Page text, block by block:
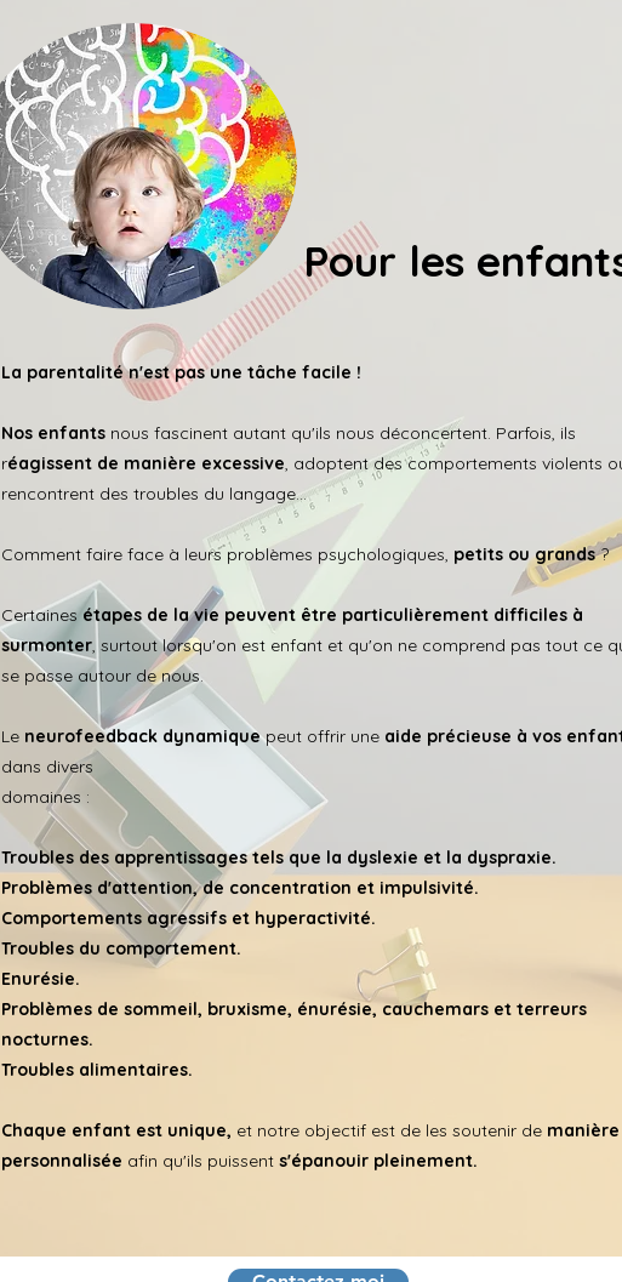
Pour les
La parentalité n'est pas une tâche facile !
Nos enfants nous fascinent autant qu'ils nous déconcertent. Parfois, ils
réagissent de manière excessive, adoptent des comportements violents
rencontrent des troubles du langage...
Comment faire face à leurs problèmes psychologiques, petits ou grands?
Certainesétapes de la vie peuvent être particulièrement difficiles à
surmonter, surtout lorsqu'on est enfant et qu'on ne comprend pas tout ce
se passe autour de nous.
Le neurofeedback dynamiquepeut offrir une aide précieuse à vos
dans divers
domaines :
Troubles des apprentissages tels que la dyslexie et la dyspraxie.
Problèmes d'attention, de concentration et impulsivité.
Comportements agressifs et hyperactivité.
Troubles du comportement.
Enurésie.
Problèmes de sommeil, bruxisme, énurésie, cauchemars et terreurs
nocturnes.
Troubles alimentaires.
Chaque enfant est unique, et notre objectif est de les soutenir de manière
personnalisée afin qu'ils puissent s'épanouir pleinement.